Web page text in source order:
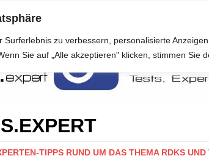
Surferlebnis zu verbessern, personalisierte
Sie auf „Alle akzeptieren" klicken, stimmen Sie
TIPPS RUND UM DAS THEMA RDKS UND